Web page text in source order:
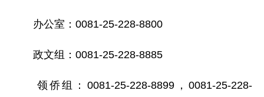
办公室：0081-25-228-8800
政文组：0081-25-228-8885
领侨组：0081-25-228-8899，0081-25-228-